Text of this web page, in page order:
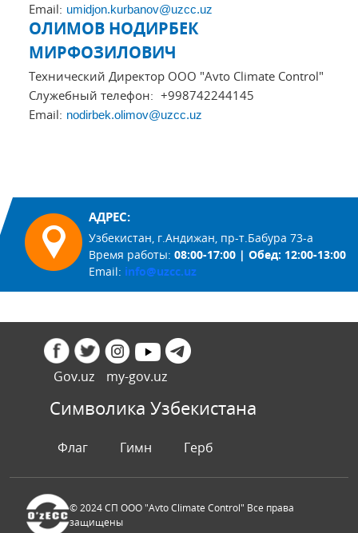
Email: umidjon.kurbanov@uzcc.uz
ОЛИМОВ НОДИРБЕК
МИРФОЗИЛОВИЧ
Технический Директор ООО "Avto Climate Control"
Служебный телефон: +998742244145
Email: nodirbek.olimov@uzcc.uz
Gov.uz my-gov.uz
АДРЕС:
Узбекистан, г.Андижан, пр-т.Бабура 73-а
Время работы: 08:00-17:00 | Обед: 12:00-13:00
Email: info@uzcc.uz
Символика Узбекистана
Флаг Гимн Герб
© 2024 СП ООО "Avto Climate Control" Все права
защищены